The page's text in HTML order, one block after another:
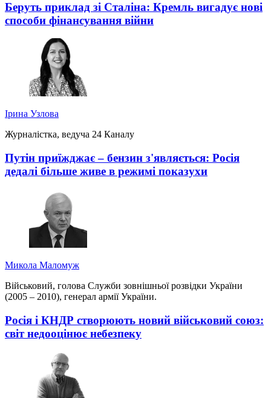
Беруть приклад зі Сталіна: Кремль вигадує нові
способи фінансування війни
Ірина Узлова
Журналістка, ведуча 24 Каналу
Путін приїжджає – бензин з'являється: Росія
дедалі більше живе в режимі показухи
Микола Маломуж
Військовий, голова Служби зовнішньої розвідки України
(2005 – 2010), генерал армії України.
Росія і КНДР створюють новий військовий союз:
світ недооцінює небезпеку